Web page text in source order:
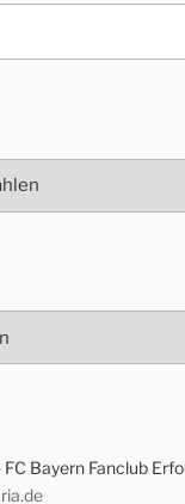
Bayern Fanclub